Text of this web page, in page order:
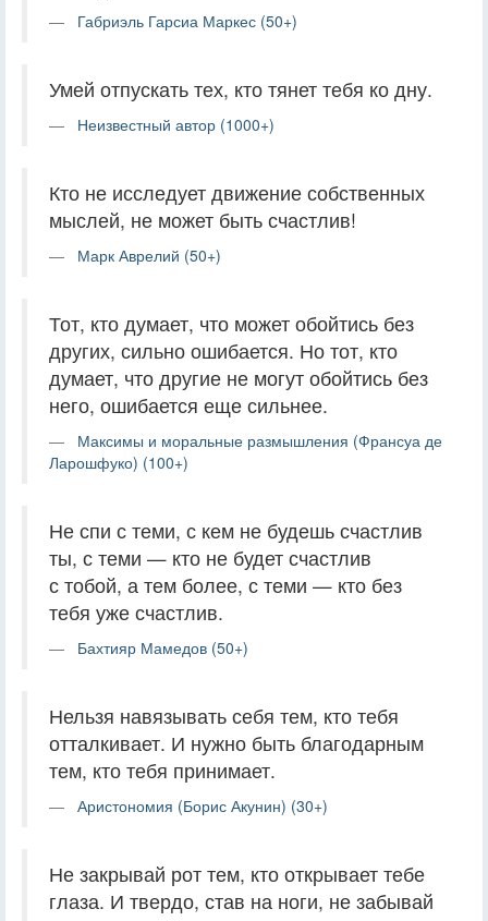
Габриэль Гарсиа Маркес (50+)
Умей отпускать тех, кто тянет тебя ко дну.
Неизвестный автор (1000+)
Кто не исследует движение собственных
мыслей, не может быть счастлив!
Марк Аврелий (50+)
Тот, кто думает, что может обойтись без
других, сильно ошибается. Но тот, кто
думает, что другие не могут обойтись без
него, ошибается еще сильнее.
Максимы и моральные размышления (Франсуа де
Ларошфуко) (100+)
Не спи с теми, с кем не будешь счастлив
ты, с теми — кто не будет счастлив
с тобой, а тем более, с теми — кто без
тебя уже счастлив.
Бахтияр Мамедов (50+)
Нельзя навязывать себя тем, кто тебя
отталкивает. И нужно быть благодарным
тем, кто тебя принимает.
Аристономия (Борис Акунин) (30+)
Не закрывай рот тем, кто открывает тебе
глаза. И твердо, став на ноги, не забывай